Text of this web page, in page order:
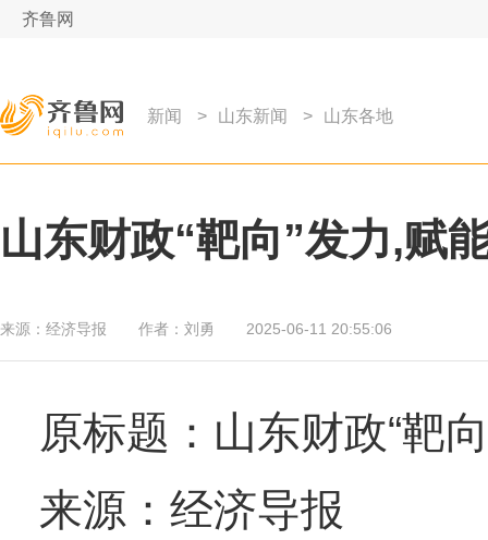
齐鲁网
新闻 > 山东新闻 > 山东各地
山东财政“靶向”发力,赋
来源： 经济导报 作者： 刘勇 2025-06-11 20:55:06
原标题：山东财政“靶
来源：经济导报